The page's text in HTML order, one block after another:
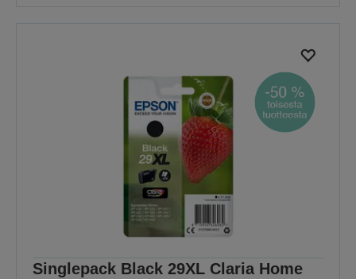
Singlepack Black 29XL Claria Home